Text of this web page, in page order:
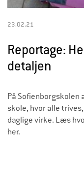
23.02.21
Reportage:
detaljen
På
skole, hvor alle
daglige virke. Læs
her.